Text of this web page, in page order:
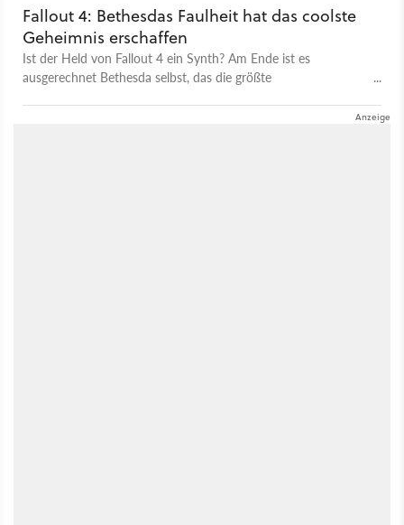
Fallout 4: Bethesdas Faulheit hat das coolste
Geheimnis erschaffen
Ist der Held von Fallout 4 ein Synth? Am Ende ist es
ausgerechnet Bethesda selbst, das die größte